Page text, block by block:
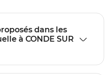
SUR
dans les